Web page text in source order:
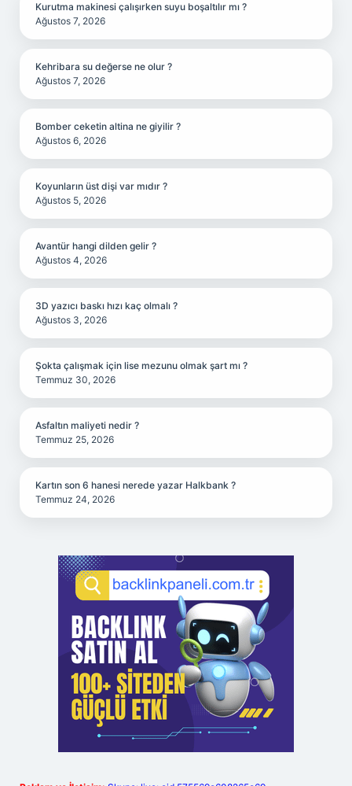
Kurutma makinesi çalışırken suyu boşaltılır mı ?
Ağustos 7, 2026
Kehribara su değerse ne olur ?
Ağustos 7, 2026
Bomber ceketin altina ne giyilir ?
Ağustos 6, 2026
Koyunların üst dişi var mıdır ?
Ağustos 5, 2026
Avantür hangi dilden gelir ?
Ağustos 4, 2026
3D yazıcı baskı hızı kaç olmalı ?
Ağustos 3, 2026
Şokta çalışmak için lise mezunu olmak şart mı ?
Temmuz 30, 2026
Asfaltın maliyeti nedir ?
Temmuz 25, 2026
Kartın son 6 hanesi nerede yazar Halkbank ?
Temmuz 24, 2026